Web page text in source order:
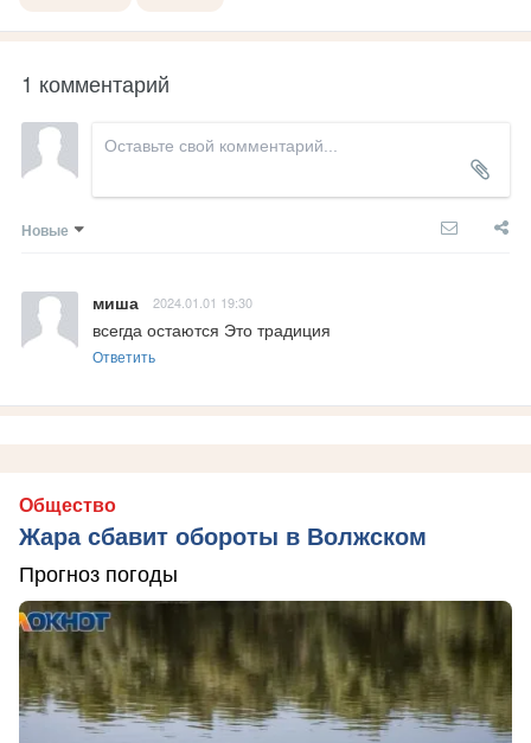
1 комментарий
Новые
миша 2024.01.01 19:30
всегда остаются Это традиция
Ответить
Общество
Жара сбавит обороты в Волжском
Прогноз погоды